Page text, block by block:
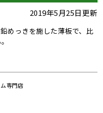
2019年5月25日更新
めっきを施した薄板で、比
専門店